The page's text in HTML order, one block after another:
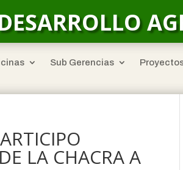
Sub Gerencias
LA CHACRA A